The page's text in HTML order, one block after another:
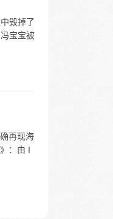
毁掉了
宝宝被
再现海
：由 I